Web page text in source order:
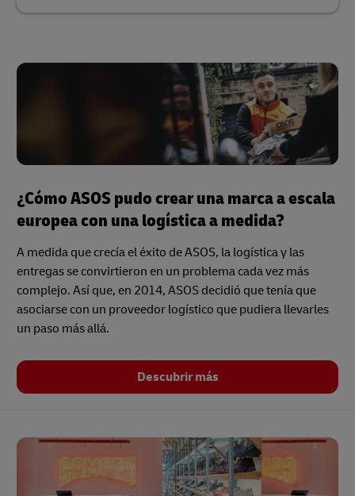
¿Cómo ASOS pudo crear una marca a escala
europea con una logística a medida?
A medida que crecía el éxito de ASOS, la logística y las
entregas se convirtieron en un problema cada vez más
complejo. Así que, en 2014, ASOS decidió que tenía que
asociarse con un proveedor logístico que pudiera llevarles
un paso más allá.
Descubrir más